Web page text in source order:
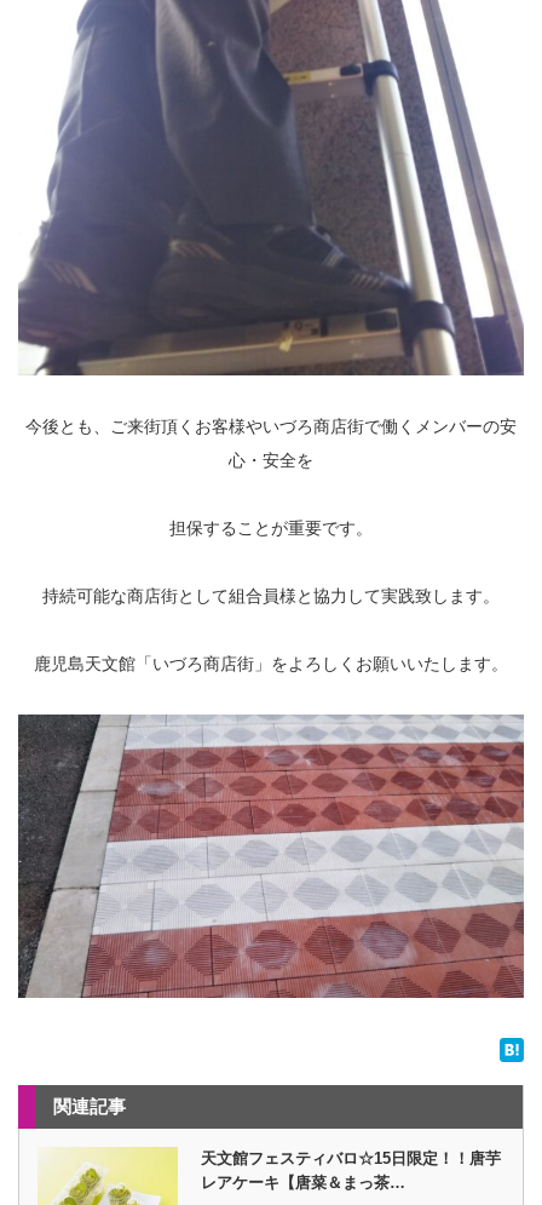
今後とも、ご来街頂くお客様やいづろ商店街で働くメンバーの安
心・安全を
担保することが重要です。
持続可能な商店街として組合員様と協力して実践致します。
鹿児島天文館「いづろ商店街」をよろしくお願いいたします。
関連記事
天文館フェスティバロ☆15日限定！！唐芋
レアケーキ【唐菜＆まっ茶…